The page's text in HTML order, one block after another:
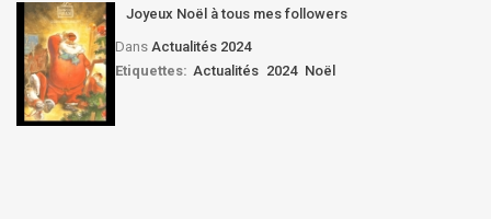
Joyeux Noël à tous mes followers
Dans Actualités 2024
Etiquettes: Actualités 2024 Noël